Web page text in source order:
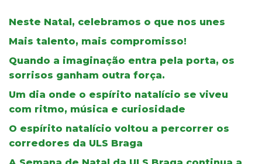
Neste Natal, celebramos o que nos unes
Mais talento, mais compromisso!
Quando a imaginação entra pela porta, os
sorrisos ganham outra força.
Um dia onde o espírito natalício se viveu
com ritmo, música e curiosidade
O espírito natalício voltou a percorrer os
corredores da ULS Braga